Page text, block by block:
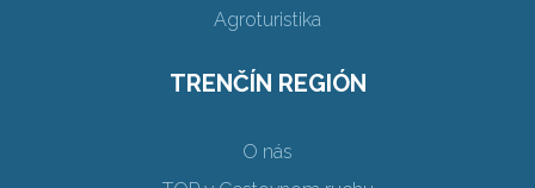
Agroturistika
TRENČÍN REGIÓN
O nás